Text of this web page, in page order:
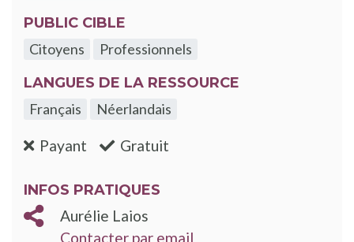
PUBLIC CIBLE
Citoyens
Professionnels
LANGUES DE LA RESSOURCE
Français
Néerlandais
Payant :non Gratuit
INFOS PRATIQUES
Aurélie Laios
Contacter par email